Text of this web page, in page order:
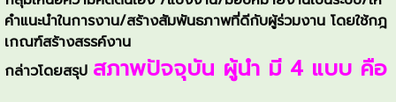
คำแนะนำในการงาน/สร้างสัมพันธภาพที่ดีกับผู้ร่วมงาน โดยใช้กฎ
เกณฑ์สร้างสรรค์งาน
กล่าวโดยสรุป สภาพปัจจุบัน ผู้นำ มี 4 แบบ คือ